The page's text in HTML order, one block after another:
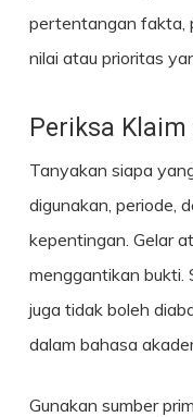
pertentangan fakta,
nilai atau prioritas
Periksa
Tanyakan siapa
digunakan, periode,
kepentingan. Gelar
menggantikan bukti.
juga tidak boleh
dalam bahasa
Gunakan sumber